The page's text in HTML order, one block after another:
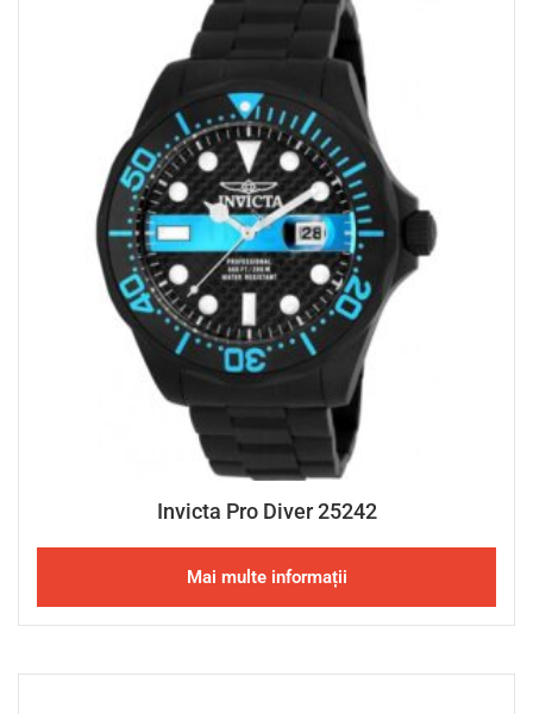
Invicta Pro Diver 25242
Mai multe informații